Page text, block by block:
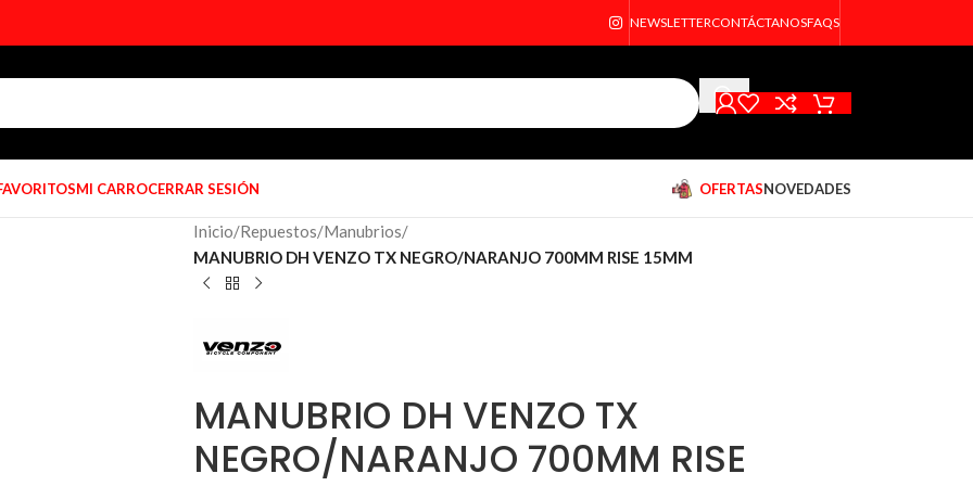
NEWSLETTERCONTÁCTANOSFAQS
MI CARROCERRAR SESIÓN OFERTASNOVEDADES
Inicio/Repuestos/Manubrios/
MANUBRIO DH VENZO TX NEGRO/NARANJO 700MM RISE 15MM
MANUBRIO DH VENZO TX
NEGRO/NARANJO 700MM RISE